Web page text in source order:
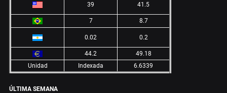
39 41.5
7 8.7
0.02 0.2
44.2
49.18
Unidad
Indexada 6.6339
ÚLTIMA SEMANA